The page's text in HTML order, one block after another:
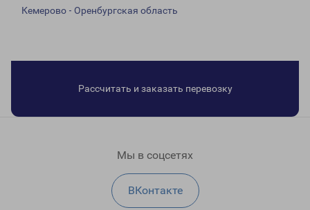
Кемерово - Оренбургская область
Рассчитать и заказать перевозку
Мы в соцсетях
ВКонтакте